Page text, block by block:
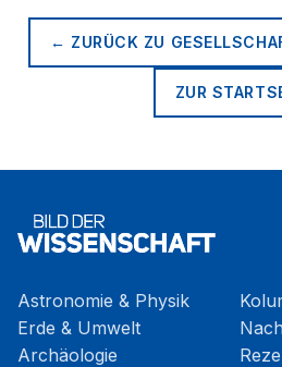
← ZURÜCK ZU
ZUR
Astronomie & Physik
Erde & Umwelt
Archäologie